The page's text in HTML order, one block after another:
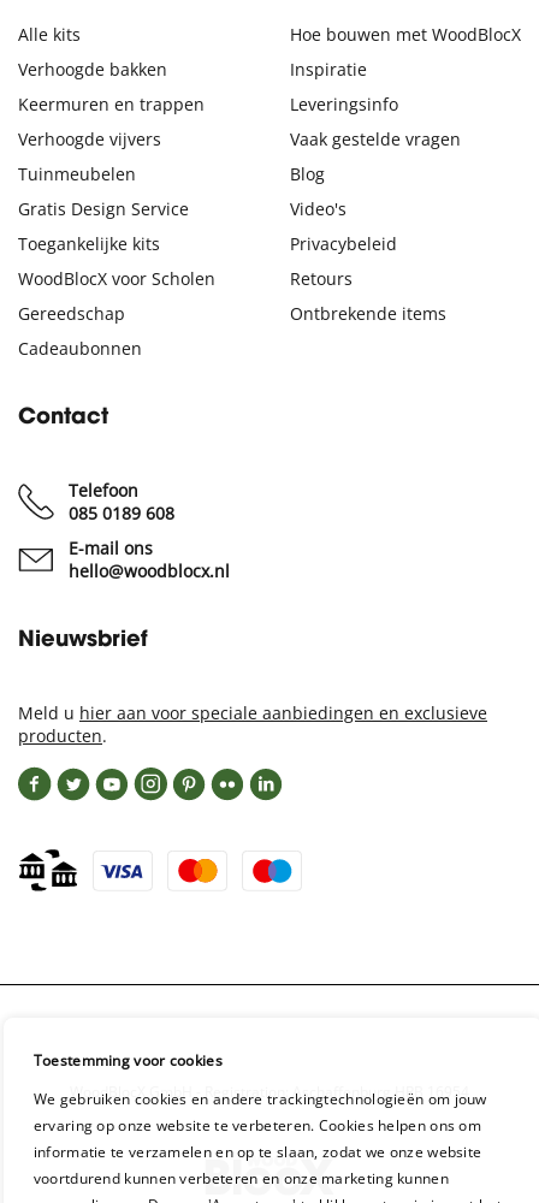
Alle kits
Verhoogde bakken
Keermuren en trappen
Verhoogde vijvers
Tuinmeubelen
Gratis Design Service
Toegankelijke kits
WoodBlocX voor Scholen
Gereedschap
Cadeaubonnen
Hoe bouwen met WoodBlocX
Inspiratie
Leveringsinfo
Vaak gestelde vragen
Blog
Video's
Privacybeleid
Retours
Ontbrekende items
Contact
Telefoon
085 0189 608
E-mail ons
hello@woodblocx.nl
Nieuwsbrief
Meld u hier aan voor speciale aanbiedingen en exclusieve
producten.
WoodBlocX GmbH - Registration: Aschaffenburg HRB 16954
Toestemming voor cookies
We gebruiken cookies en andere trackingtechnologieën om jouw
ervaring op onze website te verbeteren. Cookies helpen ons om
informatie te verzamelen en op te slaan, zodat we onze website
voortdurend kunnen verbeteren en onze marketing kunnen